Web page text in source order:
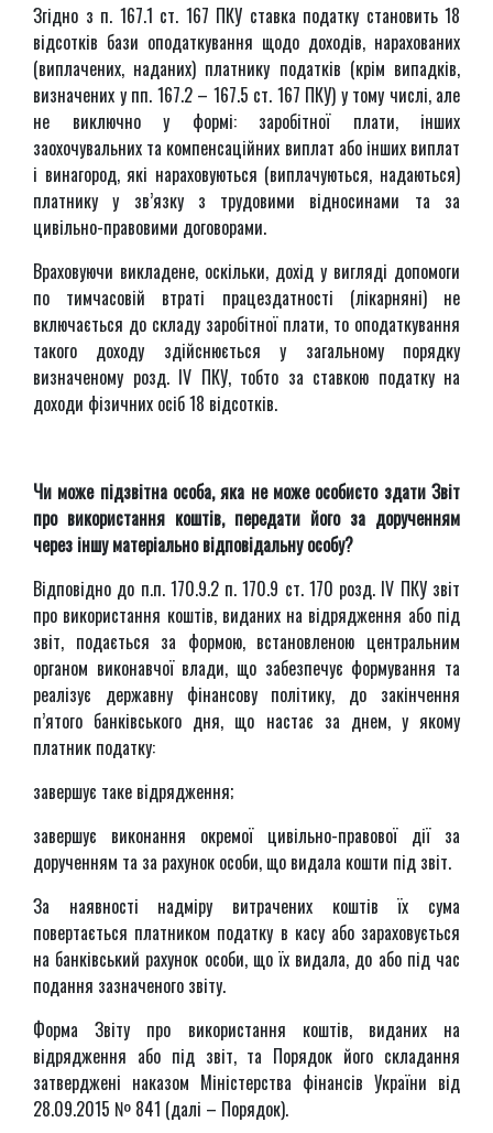
Згідно з п. 167.1 ст. 167 ПКУ ставка податку становить 18
відсотків бази оподаткування щодо доходів, нарахованих
(виплачених, наданих) платнику податків (крім випадків,
визначених у пп. 167.2 – 167.5 ст. 167 ПКУ) у тому числі, але
не виключно у формі: заробітної плати, інших
заохочувальних та компенсаційних виплат або інших виплат
і винагород, які нараховуються (виплачуються, надаються)
платнику у зв’язку з трудовими відносинами та за
цивільно-правовими договорами.
Враховуючи викладене, оскільки, дохід у вигляді допомоги
по тимчасовій втраті працездатності (лікарняні) не
включається до складу заробітної плати, то оподаткування
такого доходу здійснюється у загальному порядку
визначеному розд. IV ПКУ, тобто за ставкою податку на
доходи фізичних осіб 18 відсотків.
Чи може підзвітна особа, яка не може особисто здати Звіт
про використання коштів, передати його за дорученням
через іншу матеріально відповідальну особу?
Відповідно до п.п. 170.9.2 п. 170.9 ст. 170 розд. IV ПКУ звіт
про використання коштів, виданих на відрядження або під
звіт, подається за формою, встановленою центральним
органом виконавчої влади, що забезпечує формування та
реалізує державну фінансову політику, до закінчення
п’ятого банківського дня, що настає за днем, у якому
платник податку:
завершує таке відрядження;
завершує виконання окремої цивільно-правової дії за
дорученням та за рахунок особи, що видала кошти під звіт.
За наявності надміру витрачених коштів їх сума
повертається платником податку в касу або зараховується
на банківський рахунок особи, що їх видала, до або під час
подання зазначеного звіту.
Форма Звіту про використання коштів, виданих на
відрядження або під звіт, та Порядок його складання
затверджені наказом Міністерства фінансів України від
28.09.2015 № 841 (далі – Порядок).